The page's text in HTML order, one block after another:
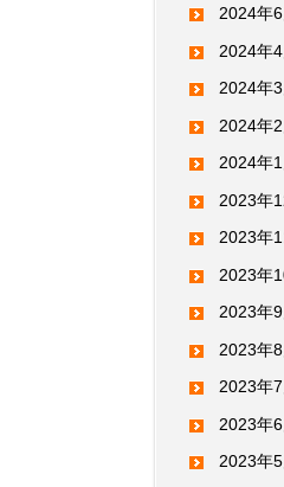
2024年6
2024年4
2024年3
2024年2
2024年1
2023年
2023年
2023年
2023年9
2023年8
2023年7
2023年6
2023年5